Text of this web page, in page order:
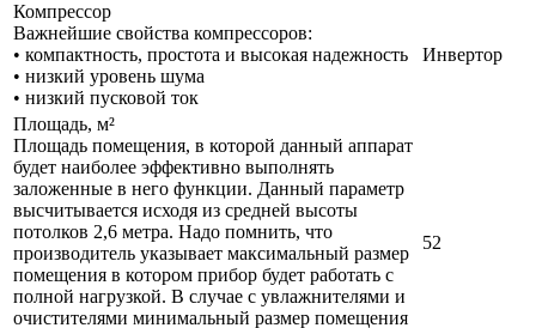
Компрессор
Важнейшие свойства компрессоров:
• компактность, простота и высокая надежность
• низкий уровень шума
• низкий пусковой ток
Инвертор
Площадь, м²
Площадь помещения, в которой данный аппарат
будет наиболее эффективно выполнять
заложенные в него функции. Данный параметр
высчитывается исходя из средней высоты
потолков 2,6 метра. Надо помнить, что
производитель указывает максимальный размер
помещения в котором прибор будет работать с
полной нагрузкой. В случае с увлажнителями и
очистителями минимальный размер помещения
52